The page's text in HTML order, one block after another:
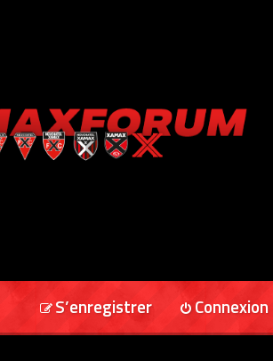
Connexion
S’enregistrer